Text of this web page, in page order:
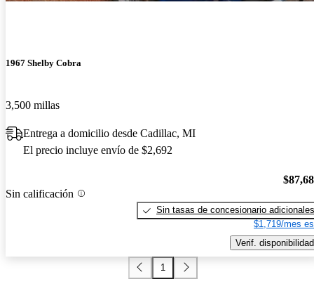
1967 Shelby Cobra
3,500 millas
Entrega a domicilio desde Cadillac, MI
El precio incluye envío de $2,692
Sin calificación
Sin tasas de concesionario adicionales
$1,719/mes
Verif. disponibilidad
1